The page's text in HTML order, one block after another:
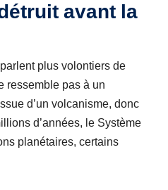
avant la
plus volontiers de
ressemble pas à un
d’un volcanisme, donc
d’années, le Système
planétaires, certains